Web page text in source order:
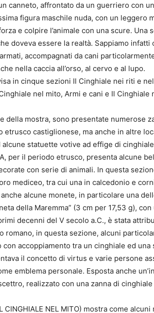
canneto, affrontato da un guerriero con
figura maschile nuda, con un leggero
e colpire l’animale con una scure. Una
doveva essere la realtà. Sappiamo
accompagnati da cani
nella caccia all’orso, al cervo e al lupo.
in cinque sezioni Il Cinghiale nei riti e
nel mito, Armi e cani e Il Cinghiale
della mostra, sono presentate numerose
etrusco castiglionese, ma anche in altre
alcune statuette votive ad effige di
per il periodo etrusco, presenta alcune
con serie di animali. In questa
mediceo, tra cui una in calcedonio e
alcune monete, in particolare una
della Maremma” (3 cm per 17,53 g),
decenni del V secolo a.C., è stata
romano, in questa sezione, alcuni
con accoppiamento tra un cinghiale ed
il concetto di virtus e varie persone
emblema personale. Esposta anche
realizzato con una zanna di
CINGHIALE NEL MITO) mostra come